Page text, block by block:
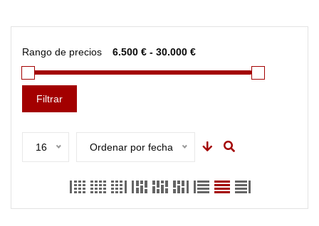
Rango de precios
Filtrar
16 Ordenar por fecha